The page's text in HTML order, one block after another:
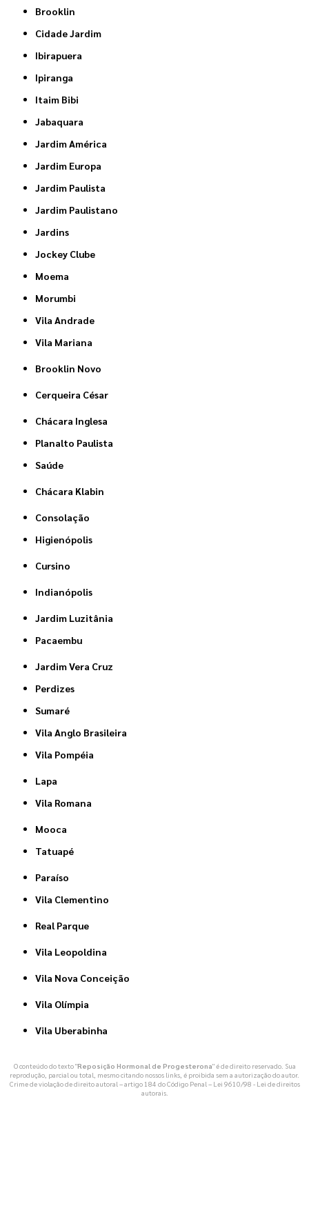
Brooklin
Cidade Jardim
Ibirapuera
Ipiranga
Itaim Bibi
Jabaquara
Jardim América
Jardim Europa
Jardim Paulista
Jardim Paulistano
Jardins
Jockey Clube
Moema
Morumbi
Vila Andrade
Vila Mariana
Brooklin Novo
Cerqueira César
Chácara Inglesa
Planalto Paulista
Saúde
Chácara Klabin
Consolação
Higienópolis
Cursino
Indianópolis
Jardim Luzitânia
Pacaembu
Jardim Vera Cruz
Perdizes
Sumaré
Vila Anglo Brasileira
Vila Pompéia
Lapa
Vila Romana
Mooca
Tatuapé
Paraíso
Vila Clementino
Real Parque
Vila Leopoldina
Vila Nova Conceição
Vila Olímpia
Vila Uberabinha
O conteúdo do texto "Reposição Hormonal de Progesterona" é de direito reservado. Sua
reprodução, parcial ou total, mesmo citando nossos links, é proibida sem a autorização do autor.
Crime de violação de direito autoral – artigo 184 do Código Penal – Lei 9610/98 - Lei de direitos
autorais.